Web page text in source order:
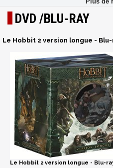
DVD /BLU-RAY
Le Hobbit 2 version longue -
Le Hobbit 2 version longue - Blu-